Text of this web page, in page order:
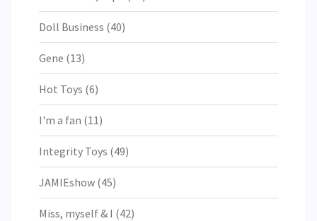
Doll Business (40)
Gene (13)
Hot Toys (6)
I'm a fan (11)
Integrity Toys (49)
JAMIEshow (45)
Miss, myself & I (42)